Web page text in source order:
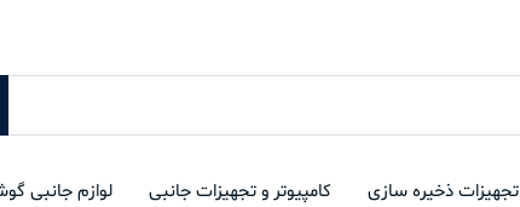
تجهیزات ذخیره سازی کامپیوتر و تجهیزات جانبی لوازم جانبی